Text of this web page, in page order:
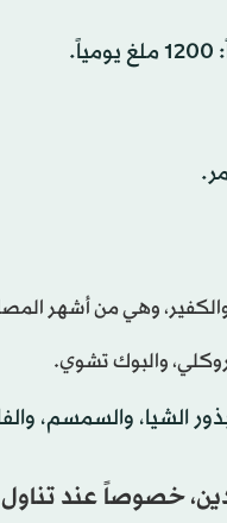
وهي من أشهر
والبوك تشوي.
الشيا، والسمسم،
خصوصاً عند